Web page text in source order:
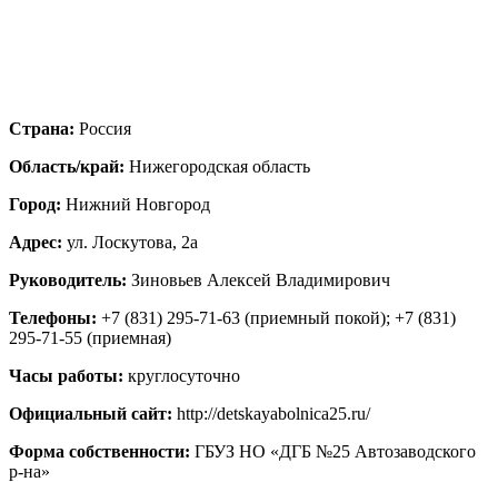
Страна: Россия
Область/край: Нижегородская область
Город: Нижний Новгород
Адрес: ул. Лоскутова, 2а
Руководитель: Зиновьев Алексей Владимирович
Телефоны: +7 (831) 295-71-63 (приемный покой); +7 (831)
295-71-55 (приемная)
Часы работы: круглосуточно
Официальный сайт: http://detskayabolnica25.ru/
Форма собственности: ГБУЗ НО «ДГБ №25 Автозаводского
р-на»